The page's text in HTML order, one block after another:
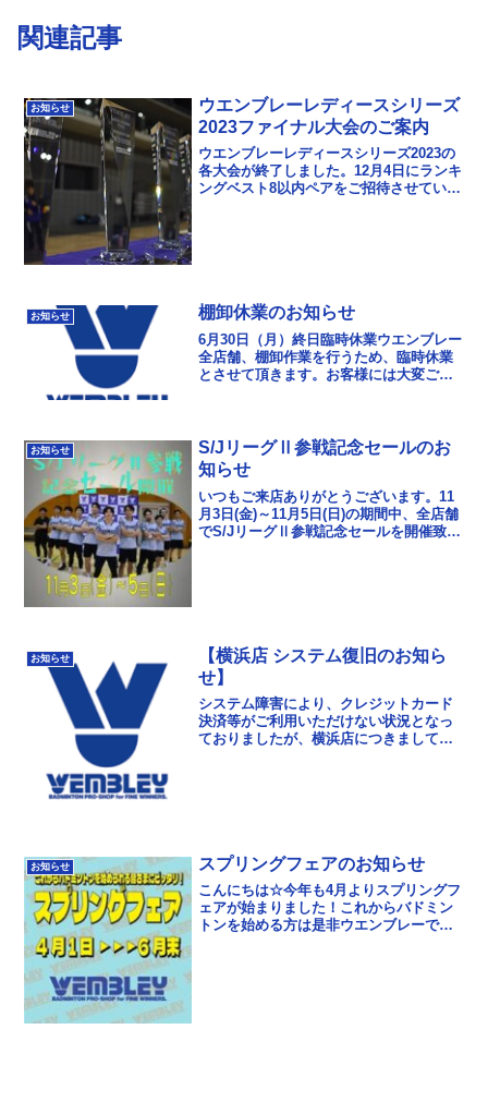
関連記事
お知らせ
ウエンブレーレディースシリーズ
2023ファイナル大会のご案内
ウエンブレーレディースシリーズ2023の
各大会が終了しました。12月4日にランキ
ングベスト8以内ペアをご招待させていた
お知らせ 棚卸休業のお知らせ
6月30日（月）終日臨時休業ウエンブレー
全店舗、棚卸作業を行うため、臨時休業
とさせて頂きます。お客様には大変ご迷
お知らせ
S/JリーグⅡ参戦記念セールのお
知らせ
いつもご来店ありがとうございます。11
月3日(金)～11月5日(日)の期間中、全店舗
でS/JリーグⅡ参戦記念セールを開催致し
お知らせ
【横浜店 システム復旧のお知ら
せ】
システム障害により、クレジットカード
決済等がご利用いただけない状況となっ
ておりましたが、横浜店につきましても
お知らせ スプリングフェアのお知らせ
こんにちは☆今年も4月よりスプリングフ
ェアが始まりました！これからバドミン
トンを始める方は是非ウエンブレーで道